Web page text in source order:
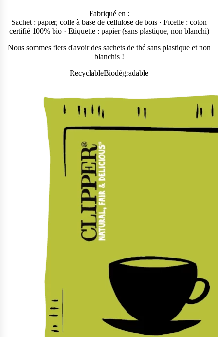
Fabriqué en :
Sachet : papier, colle à base de cellulose de bois · Ficelle : coton
certifié 100% bio · Etiquette : papier (sans plastique, non blanchi)
Nous sommes fiers d'avoir des sachets de thé sans plastique et non
blanchis !
RecyclableBiodégradable